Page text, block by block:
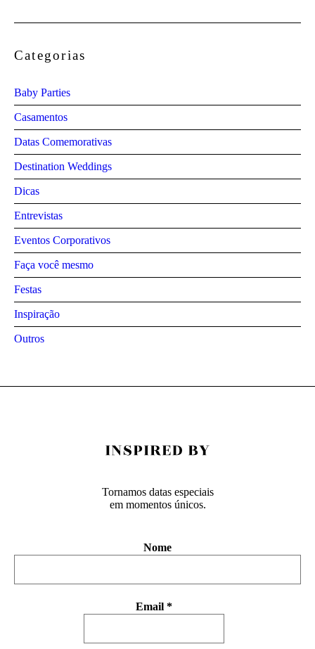
Categorias
Baby Parties
Casamentos
Datas Comemorativas
Destination Weddings
Dicas
Entrevistas
Eventos Corporativos
Faça você mesmo
Festas
Inspiração
Outros
Tornamos datas especiais
em momentos únicos.
Nome
Email *